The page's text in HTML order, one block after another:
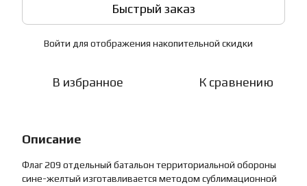
Быстрый заказ
Войти для отображения накопительной скидки
В избранное К сравнению
Описание
Флаг 209 отдельный батальон территориальной обороны
сине-желтый изготавливается методом сублимационной